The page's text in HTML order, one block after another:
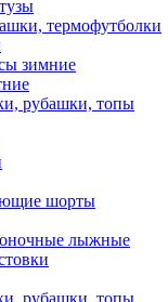
термофутболки
зимние
рубашки, топы
шорты
лыжные
рубашки, топы